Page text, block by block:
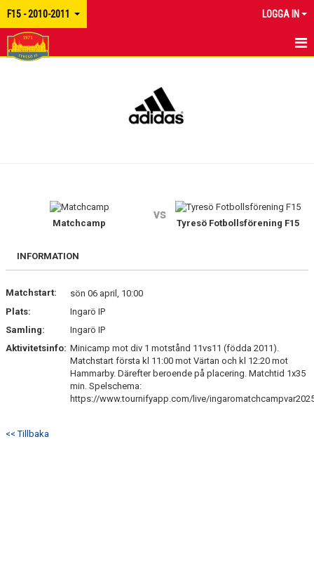
F15 - 2010-2011 LOGGA IN
BILDGALLERI
DOKUMENT
Matchcamp
vs
Tyresö Fotbollsförening F15
INFORMATION
Matchstart:
sön 06 april, 10:00
Plats:
Ingarö IP
Samling:
Ingarö IP
Aktivitetsinfo: Minicamp mot div 1 motstånd 11vs11 (födda 2011).
Matchstart första kl 11:00 mot Värtan och kl 12:20 mot
Hammarby. Därefter beroende på placering. Matchtid 1x35
min. Spelschema:
https://www.tournifyapp.com/live/
<< Tillbaka